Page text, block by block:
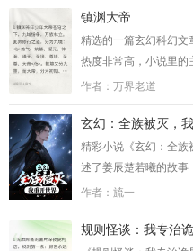
动结交。任务奖励：高
附加条件：允许使用
镇渊大帝
精选的一篇玄幻科幻文
热度非常高，小说里的
无错版非常值得期待，
头，因屠戮一城，被宗
日，血煞尊者突然狂
作者：万界老道
玄幻：全族被灭，
精彩小说《玄幻：全族
述了姜辰楚若曦的故事
实力推荐！推荐小说内
妹，你还是乖乖束手就
作者：旈一
规则怪谈：我专治